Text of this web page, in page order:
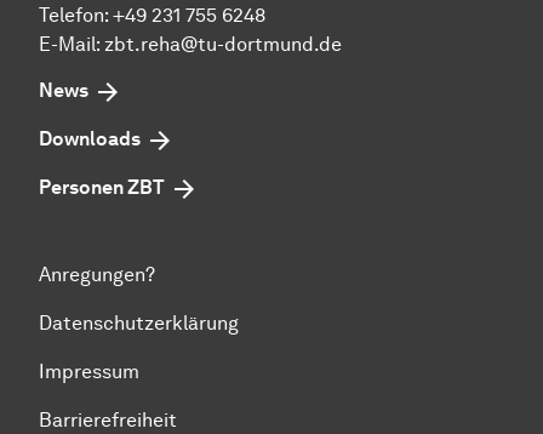
Telefon: +49 231 755 6248
E-Mail: zbt.reha@tu-dortmund.de
News
Downloads
Personen ZBT
Anregungen?
Datenschutzerklärung
Impressum
Barrierefreiheit